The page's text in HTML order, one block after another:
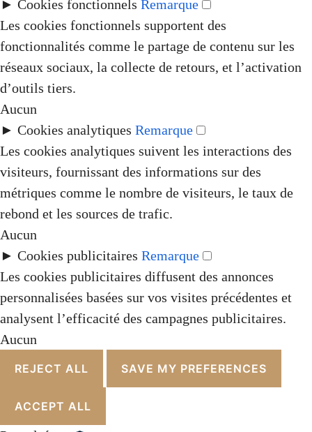
► Cookies fonctionnels Remarque
Les cookies fonctionnels supportent des
fonctionnalités comme le partage de contenu sur les
réseaux sociaux, la collecte de retours, et l’activation
d’outils tiers.
Aucun
► Cookies analytiques Remarque
Les cookies analytiques suivent les interactions des
visiteurs, fournissant des informations sur des
métriques comme le nombre de visiteurs, le taux de
rebond et les sources de trafic.
Aucun
► Cookies publicitaires Remarque
Les cookies publicitaires diffusent des annonces
personnalisées basées sur vos visites précédentes et
analysent l’efficacité des campagnes publicitaires.
Aucun
REJECT ALL SAVE MY PREFERENCES
ACCEPT ALL